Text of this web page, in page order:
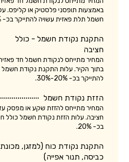
באמצעות תופסני פלסטיק או קליפס.
חשמל תלת פאזית עשויה להתייקר בכ- 20%-30%.
התקנת נקודת חשמל - כולל
חציבה
בתוך הקיר. עלות התקנת נקודת חשמל
להתייקר בכ- 20%-30%.
הזזת נקודת חשמל
חציבה. עלות הזזת נקודת חשמל כולל
בכ- 20%.
התקנת נקודת כוח (למזגן, מכונת
כביסה, תנור אפייה)